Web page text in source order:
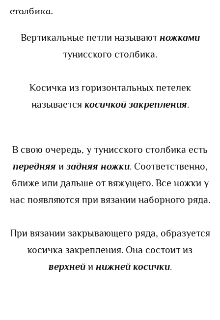
Вертикальные петли называютножками
тунисского столбика.
Косичка из горизонтальных петелек
называется косичкой закрепления.
В свою очередь, у тунисского столбика есть
передняяи задняя ножки. Соответственно,
ближе или дальше от вяжущего. Все ножки у
нас появляются при вязании наборного ряда.
При вязании закрывающего ряда, образуется
косичка закрепления. Она состоит из
верхнейи нижней косички.